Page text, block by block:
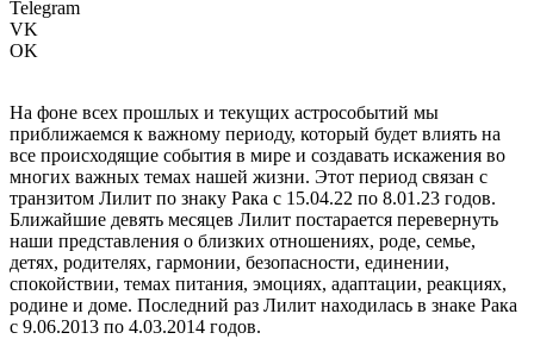
Telegram
VK
OK
На фоне всех прошлых и текущих астрособытий мы
приближаемся к важному периоду, который будет влиять на
все происходящие события в мире и создавать искажения во
многих важных темах нашей жизни. Этот период связан с
транзитом Лилит по знаку Рака с 15.04.22 по 8.01.23 годов.
Ближайшие девять месяцев Лилит постарается перевернуть
наши представления о близких отношениях, роде, семье,
детях, родителях, гармонии, безопасности, единении,
спокойствии, темах питания, эмоциях, адаптации, реакциях,
родине и доме. Последний раз Лилит находилась в знаке Рака
с 9.06.2013 по 4.03.2014 годов.